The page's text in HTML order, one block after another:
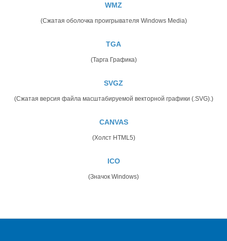
WMZ
(Сжатая оболочка проигрывателя Windows Media)
TGA
(Тарга Графика)
SVGZ
(Сжатая версия файла масштабируемой векторной графики (.SVG).)
CANVAS
(Холст HTML5)
ICO
(Значок Windows)